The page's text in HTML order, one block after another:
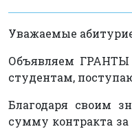
Уважаемые
Объявляем
студентам,
Благодаря своим
сумму контракта за